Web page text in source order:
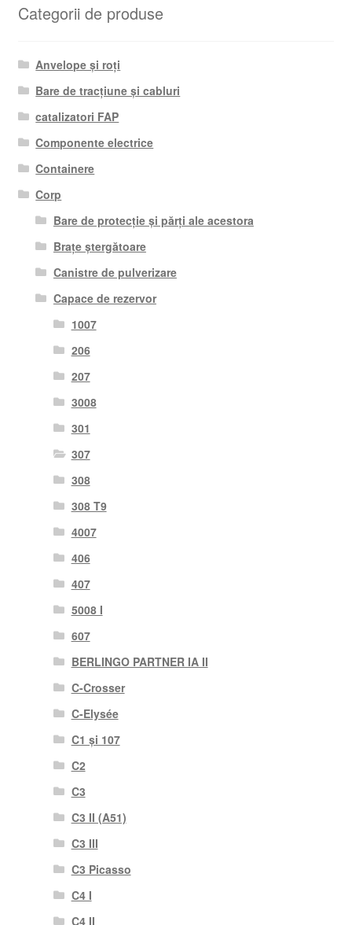
Categorii de produse
Anvelope și roți
Bare de tracțiune și cabluri
catalizatori FAP
Componente electrice
Containere
Corp
Bare de protecție și părți ale acestora
Brațe ștergătoare
Canistre de pulverizare
Capace de rezervor
1007
206
207
3008
301
307
308
308 T9
4007
406
407
5008 I
607
BERLINGO PARTNER IA II
C-Crosser
C-Elysée
C1 și 107
C2
C3
C3 II (A51)
C3 III
C3 Picasso
C4 I
C4 II